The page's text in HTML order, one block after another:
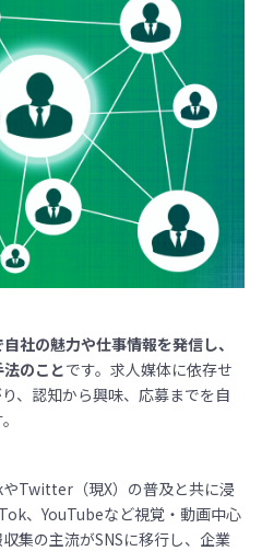
社の魅力や仕事情報を発信し、
のことです。求人媒体に依存せ
、認知から興味、応募までを自
Twitter（現X）の普及と共に浸
、YouTubeなど視覚・動画中心
集の主流がSNSに移行し、企業